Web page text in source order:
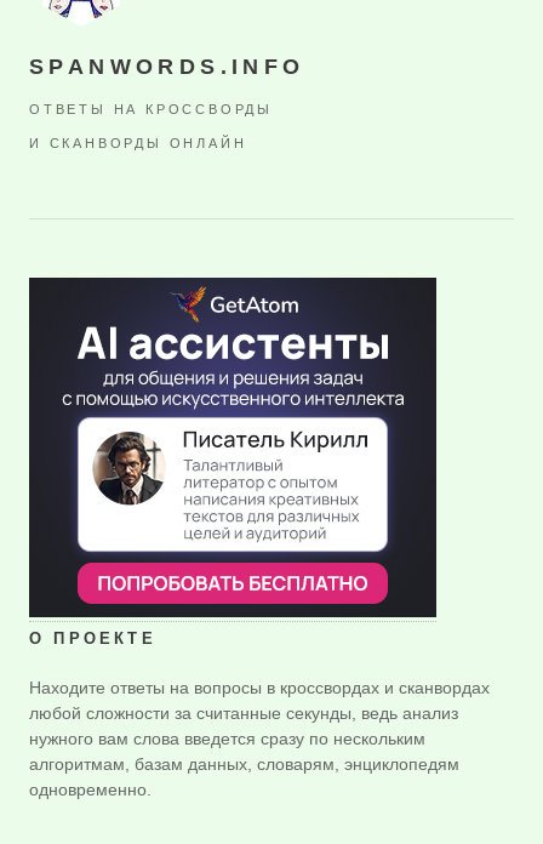
SPANWORDS.INFO
ОТВЕТЫ НА КРОССВОРДЫ
И СКАНВОРДЫ ОНЛАЙН
О ПРОЕКТЕ
Находите ответы на вопросы в кроссвордах и сканвордах
любой сложности за считанные секунды, ведь анализ
нужного вам слова введется сразу по нескольким
алгоритмам, базам данных, словарям, энциклопедям
одновременно.